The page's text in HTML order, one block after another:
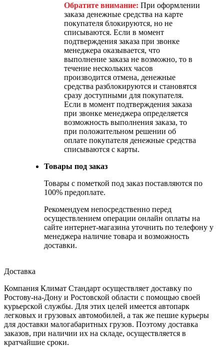
Обратите внимание: При оформлении
заказа денежные средства на карте
покупателя блокируются, но не
списываются. Если в момент
подтверждения заказа при звонке
менеджера оказывается, что
выполнение заказа не возможно, то в
течение нескольких часов
производится отмена, денежные
средства разблокируются и становятся
сразу доступными для покупателя.
Если в момент подтверждения заказа
при звонке менеджера определяется
возможность выполнения заказа, то
при положительном решении об
оплате покупателя денежные средства
списываются с карты.
Товары под заказ
Товары с пометкой под заказ поставляются по
100% предоплате.
Рекомендуем непосредственно перед
осуществлением операции онлайн оплаты на
сайте интернет-магазина уточнить по телефону у
менеджера наличие товара и возможность
доставки.
Доставка
Компания Климат Стандарт осуществляет доставку по
Ростову-на-Дону и Ростовской области с помощью своей
курьерской службы. Для этих целей имеется автопарк
легковых и грузовых автомобилей, а так же пешие курьеры
для доставки малогабаритных грузов. Поэтому доставка
заказов, при наличии их на складе, осуществляется в
кратчайшие сроки.